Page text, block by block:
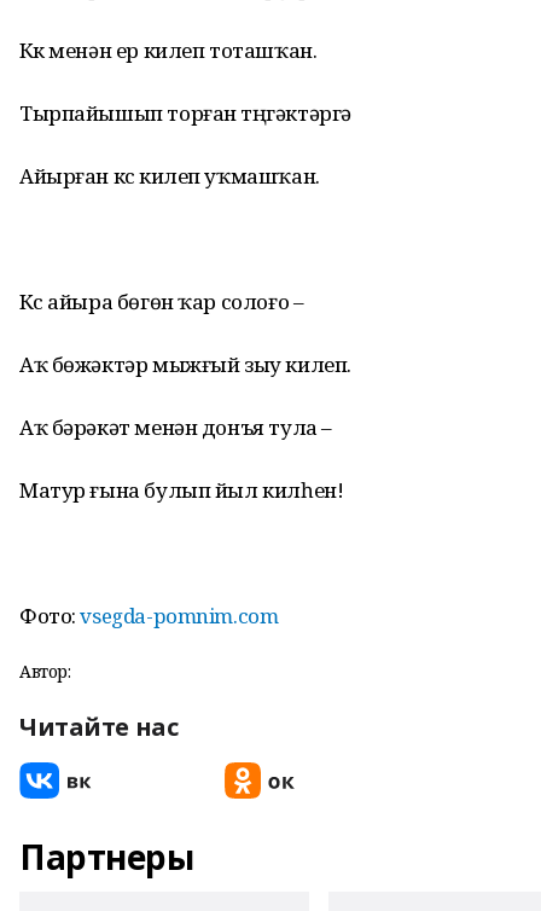
Күк менән ер килеп тоташҡан.
Тырпайышып торған түңгәктәргә
Айырған күс килеп уҡмашҡан.
Күс айыра бөгөн ҡар солоғо –
Аҡ бөжәктәр мыжғый зыу килеп.
Аҡ бәрәкәт менән донъя тула –
Матур ғына булып йыл килһен!
Фото:vsegda-pomnim.com
Автор:
Читайте нас
Партнеры